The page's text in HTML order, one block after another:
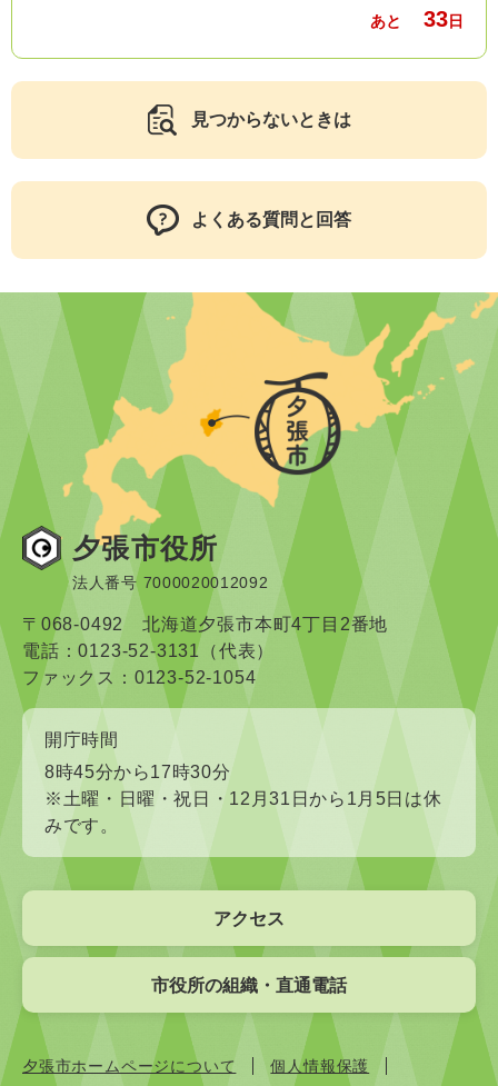
あと 33日
見つからないときは
よくある質問と回答
夕張市役所
法人番号 7000020012092
〒068-0492 北海道夕張市本町4丁目2番地
電話：0123-52-3131（代表）
ファックス：0123-52-1054
開庁時間
8時45分から17時30分
※土曜・日曜・祝日・12月31日から1月5日は休
みです。
アクセス
市役所の組織・直通電話
夕張市ホームページについて 個人情報保護